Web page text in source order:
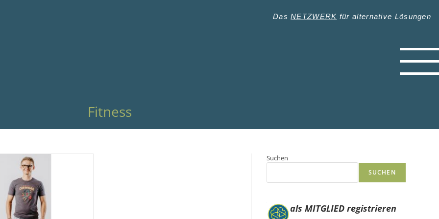
DasNETZWERK für alternative Lösungen
Fitness
Suchen
SUCHEN
als MITGLIED registrieren